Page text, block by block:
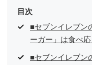
目次
■セブンイレブン
ーガー」は食べ
■セブンイレブン